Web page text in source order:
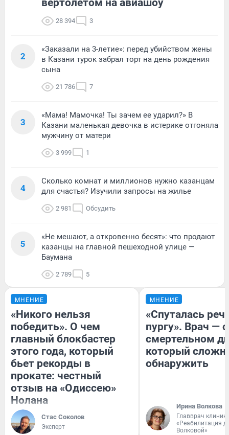
вертолетом на авиашоу
28 394 3
2
«Заказали на 3-летие»: перед убийством жены
в Казани турок забрал торт на день рождения
сына
21 786 7
3
«Мама! Мамочка! Ты зачем ее ударил?» В
Казани маленькая девочка в истерике отгоняла
мужчину от матери
3 999 1
4
Сколько комнат и миллионов нужно казанцам
для счастья? Изучили запросы на жилье
2 981 Обсудить
5
«Не мешают, а откровенно бесят»: что продают
казанцы на главной пешеходной улице —
Баумана
2 789 5
МНЕНИЕ
«Никого нельзя
победить». О чем
главный блокбастер
этого года, который
бьет рекорды в
прокате: честный
отзыв на «Одиссею»
Нолана
Стас Соколов
Эксперт
МНЕНИЕ
«Спуталась
пургу». Врач — о
смертельном
который
обнаружить
Ирина Волкова
Главврач
«Реабилитация
Волковой»